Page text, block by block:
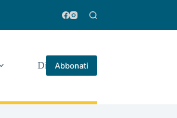
Di piùAbbonati